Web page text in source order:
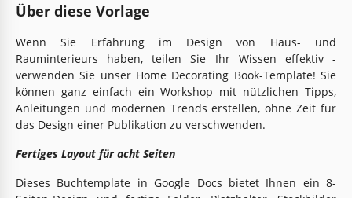
Über diese Vorlage
Wenn Sie Erfahrung im Design von Haus- und
Rauminterieurs haben, teilen Sie Ihr Wissen effektiv -
verwenden Sie unser Home Decorating Book-Template! Sie
können ganz einfach ein Workshop mit nützlichen Tipps,
Anleitungen und modernen Trends erstellen, ohne Zeit für
das Design einer Publikation zu verschwenden.
Fertiges Layout für acht Seiten
Dieses Buchtemplate in Google Docs bietet Ihnen ein 8-